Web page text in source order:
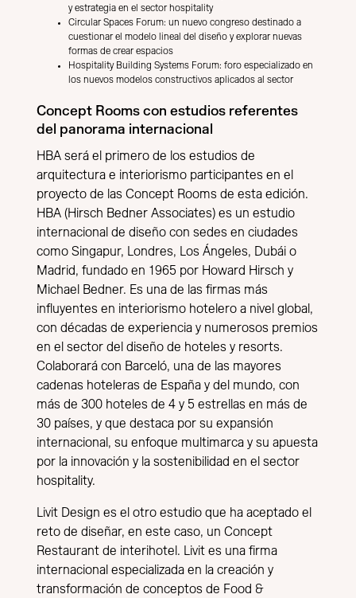
y estrategia en el sector hospitality
Circular Spaces Forum: un nuevo congreso destinado a
cuestionar el modelo lineal del diseño y explorar nuevas
formas de crear espacios
Hospitality Building Systems Forum: foro especializado en
los nuevos modelos constructivos aplicados al sector
Concept Rooms con estudios referentes
del panorama internacional
HBA será el primero de los estudios de
arquitectura e interiorismo participantes en el
proyecto de las Concept Rooms de esta edición.
HBA (Hirsch Bedner Associates) es un estudio
internacional de diseño con sedes en ciudades
como Singapur, Londres, Los Ángeles, Dubái o
Madrid, fundado en 1965 por Howard Hirsch y
Michael Bedner. Es una de las firmas más
influyentes en interiorismo hotelero a nivel global,
con décadas de experiencia y numerosos premios
en el sector del diseño de hoteles y resorts.
Colaborará con Barceló, una de las mayores
cadenas hoteleras de España y del mundo, con
más de 300 hoteles de 4 y 5 estrellas en más de
30 países, y que destaca por su expansión
internacional, su enfoque multimarca y su apuesta
por la innovación y la sostenibilidad en el sector
hospitality.
Livit Design es el otro estudio que ha aceptado el
reto de diseñar, en este caso, un Concept
Restaurant de interihotel. Livit es una firma
internacional especializada en la creación y
transformación de conceptos de Food &